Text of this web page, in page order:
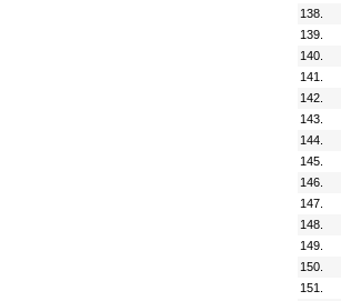
138.
139.
140.
141.
142.
143.
144.
145.
146.
147.
148.
149.
150.
151.